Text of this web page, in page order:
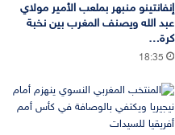
إنفانتينو منبهر بملعب الأمير مولاي
عبد الله ويصنف المغرب بين نخبة
كرة…
18:35